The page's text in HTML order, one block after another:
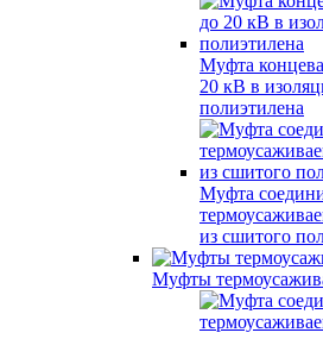
Муфта
20 кВ в
полиэтилена
Муфта
из сшитого
Муфты